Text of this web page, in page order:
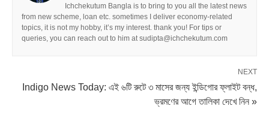
Ichchekutum Bangla is to bring to you all the latest news
from new scheme, loan etc. sometimes I deliver economy-related
topics, it is not my hobby, it’s my interest. thank you! For tips or
queries, you can reach out to him at sudipta@ichchekutum.com
NEXT
Indigo News Today: এই ৬টি রুটে ৩ মাসের জন্য ইন্ডিগোর ফ্লাইট বন্ধ,
ভ্রমণের আগে তালিকা দেখে নিন »